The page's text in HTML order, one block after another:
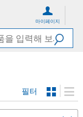
마이페이지
필터